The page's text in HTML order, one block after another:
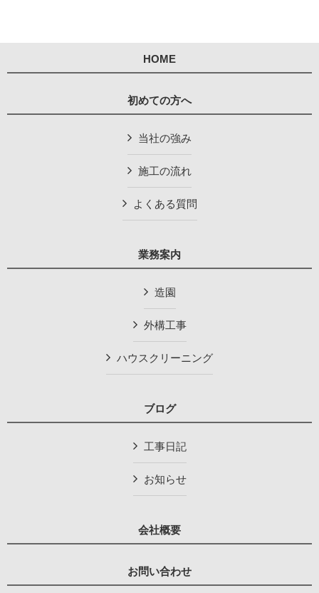
HOME
初めての方へ
当社の強み
施工の流れ
よくある質問
業務案内
造園
外構工事
ハウスクリーニング
ブログ
工事日記
お知らせ
会社概要
お問い合わせ